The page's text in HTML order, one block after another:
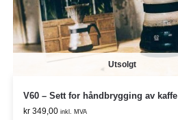
Utsolgt
V60 – Sett for håndbrygging av kaffe
kr349,00inkl. MVA